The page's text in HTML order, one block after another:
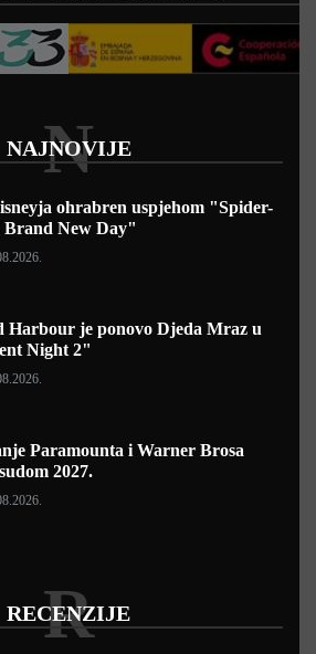
NAJNOVIJE
N
ohrabren uspjehom "Spider-
New Day"
Harbour je ponovo Djeda Mraz u
Night 2"
Paramounta i Warner Brosa
2027.
RECENZIJE
R